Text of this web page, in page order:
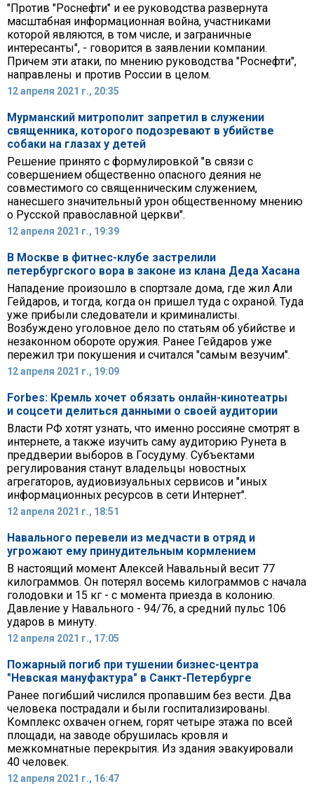
"Против "Роснефти" и ее руководства развернута
масштабная информационная война, участниками
которой являются, в том числе, и заграничные
интересанты", - говорится в заявлении компании.
Причем эти атаки, по мнению руководства "Роснефти",
направлены и против России в целом.
12 апреля 2021 г., 20:35
Мурманский митрополит запретил в служении
священника, которого подозревают в убийстве
собаки на глазах у детей
Решение принято с формулировкой "в связи с
совершением общественно опасного деяния не
совместимого со священническим служением,
нанесшего значительный урон общественному мнению
о Русской православной церкви".
12 апреля 2021 г., 19:39
В Москве в фитнес-клубе застрелили
петербургского вора в законе из клана Деда Хасана
Нападение произошло в спортзале дома, где жил Али
Гейдаров, и тогда, когда он пришел туда с охраной. Туда
уже прибыли следователи и криминалисты.
Возбуждено уголовное дело по статьям об убийстве и
незаконном обороте оружия. Ранее Гейдаров уже
пережил три покушения и считался "самым везучим".
12 апреля 2021 г., 19:09
Forbes: Кремль хочет обязать онлайн-кинотеатры
и соцсети делиться данными о своей аудитории
Власти РФ хотят узнать, что именно россияне смотрят в
интернете, а также изучить саму аудиторию Рунета в
преддверии выборов в Госудуму. Субъектами
регулирования станут владельцы новостных
агрегаторов, аудиовизуальных сервисов и "иных
информационных ресурсов в сети Интернет".
12 апреля 2021 г., 18:51
Навального перевели из медчасти в отряд и
угрожают ему принудительным кормлением
В настоящий момент Алексей Навальный весит 77
килограммов. Он потерял восемь килограммов с начала
голодовки и 15 кг - с момента приезда в колонию.
Давление у Навального - 94/76, а средний пульс 106
ударов в минуту.
12 апреля 2021 г., 17:05
Пожарный погиб при тушении бизнес-центра
"Невская мануфактура" в Санкт-Петербурге
Ранее погибший числился пропавшим без вести. Два
человека пострадали и были госпитализированы.
Комплекс охвачен огнем, горят четыре этажа по всей
площади, на заводе обрушилась кровля и
межкомнатные перекрытия. Из здания эвакуировали
40 человек.
12 апреля 2021 г., 16:47